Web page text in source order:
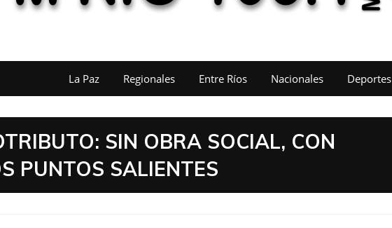
La Paz Regionales Entre Ríos Nacionales Deportes
SIN OBRA SOCIAL, CON
PUNTOS SALIENTES